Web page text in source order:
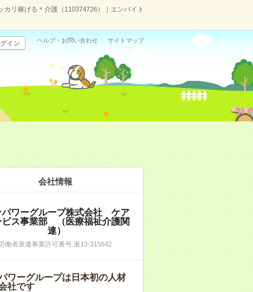
リ稼げる＊介護（110374726）｜エンバイト
イン ヘルプ・お問い合わせ サイトマップ
会社情報
パワーグループ株式会社 ケア
ビス事業部 （医療福祉介護関
連）
働者派遣事業許可番号:派13-315642
ワーグループは日本初の人材
社です